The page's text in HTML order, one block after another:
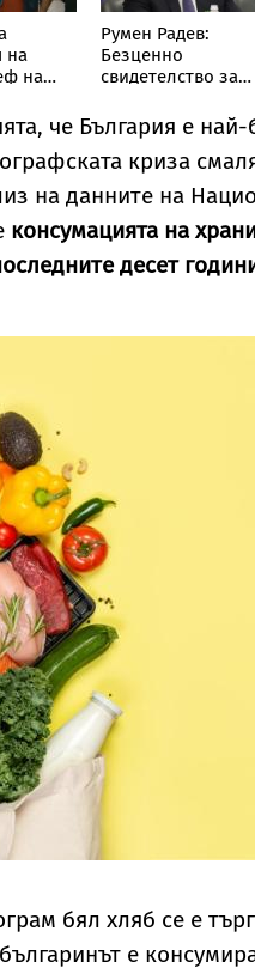
на
на
Румен Радев:
Безценно
свидетелство за
македонските
българи
че България е най-
криза
на данните на
консумацията на
десет
бял хляб се е
е